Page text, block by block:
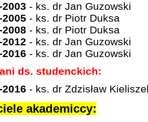
2003 - ks. dr Jan Guzowski
- ks. dr Piotr Duksa
- ks. dr Piotr Duksa
- ks. dr Jan Guzowski
- ks. dr Jan Guzowski
ds. studenckich:
- ks. dr Zdzisław
akademiccy: